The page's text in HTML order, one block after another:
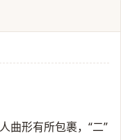
曲形有所包裹，“二”